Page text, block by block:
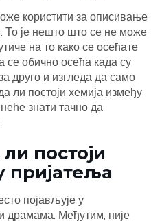
користити за описивање
То је нешто што се не може
на то како се осећате
се обично осећа када су
друго и изгледа да само
ли постоји хемија између
знати тачно да
постоји
пријатеља
појављује у
драмама. Међутим, није